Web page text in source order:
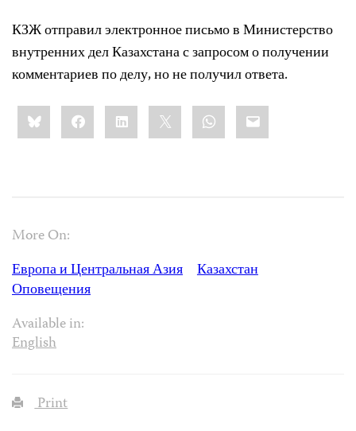
КЗЖ отправил электронное письмо в Министерство
внутренних дел Казахстана с запросом о получении
комментариев по делу, но не получил ответа.
Share
this:BlueskyFacebookLinkedIn WhatsApp
Email
More On:
Европа и Центральная Азия
Казахстан
Оповещения
Available in:
English
Print